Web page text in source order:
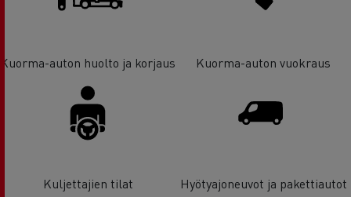
Kuorma-auton huolto ja korjaus Kuorma-auton vuokraus
Kuljettajien tilat Hyötyajoneuvot ja pakettiautot